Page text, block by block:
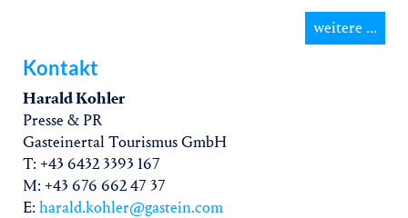
weitere ...
Kontakt
Harald Kohler
Presse & PR
Gasteinertal Tourismus GmbH
T: +43 6432 3393 167
M: +43 676 662 47 37
E: harald.kohler@gastein.com